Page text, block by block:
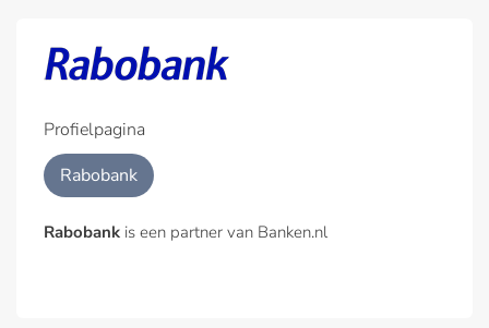
Profielpagina
Rabobank
Rabobank is een partner van Banken.nl